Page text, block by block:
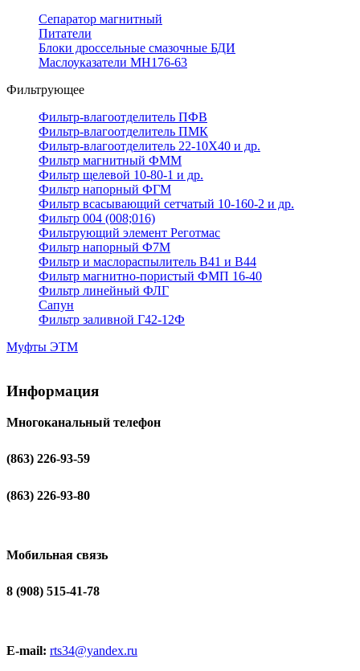
Сепаратор магнитный
Питатели
Блоки дроссельные смазочные БДИ
Маслоуказатели МН176-63
Фильтрующее
Фильтр-влагоотделитель ПФВ
Фильтр-влагоотделитель ПМК
Фильтр-влагоотделитель 22-10Х40 и др.
Фильтр магнитный ФММ
Фильтр щелевой 10-80-1 и др.
Фильтр напорный ФГМ
Фильтр всасывающий сетчатый 10-160-2 и др.
Фильтр 004 (008;016)
Фильтрующий элемент Реготмас
Фильтр напорный Ф7М
Фильтр и маслораспылитель В41 и В44
Фильтр магнитно-пористый ФМП 16-40
Фильтр линейный ФЛГ
Сапун
Фильтр заливной Г42-12Ф
Муфты ЭТМ
Информация
Многоканальный телефон
(863) 226-93-59
(863) 226-93-80
Мобильная связь
8 (908) 515-41-78
E-mail: rts34@yandex.ru